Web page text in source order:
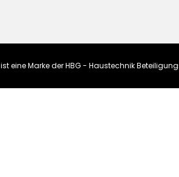
ist eine Marke der HBG - Haustechnik